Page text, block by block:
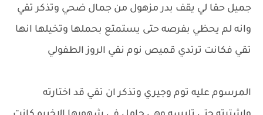
جميل حقا لي يقف بدر مزهول من جمال ضحي وتذكر تقي
وانه لم يحظي بفرصه حتى يستمتع بحملها وتخيلها انها
تقي فكانت ترتدي قميص نوم نقي الروز الطفولي
المرسوم عليه توم وجيري وتذكر ان تقي قد اختارته